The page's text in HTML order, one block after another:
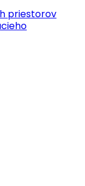
priestorov